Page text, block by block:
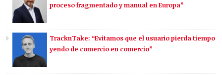
proceso fragmentado y manual en Europa”
TracknTake: “Evitamos que el usuario pierda tiempo
yendo de comercio en comercio”